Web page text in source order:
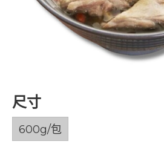
尺寸
600g/包